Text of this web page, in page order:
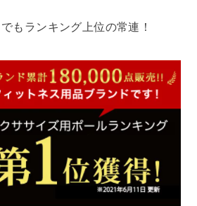
もランキング上位の常連！